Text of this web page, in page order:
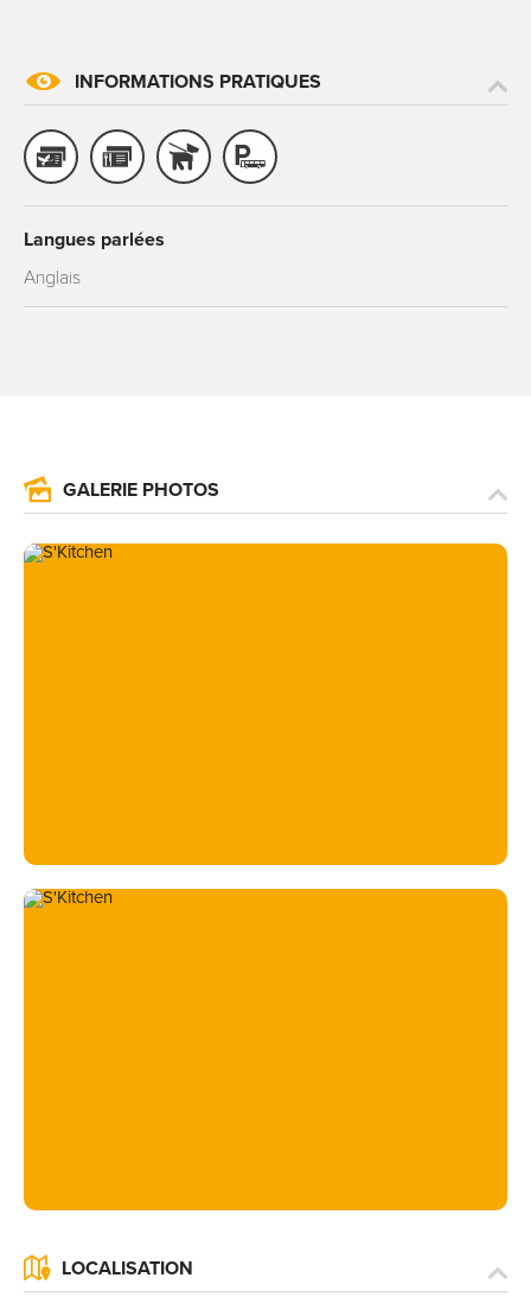
INFORMATIONS PRATIQUES
Langues parlées
Anglais
GALERIE PHOTOS
LOCALISATION